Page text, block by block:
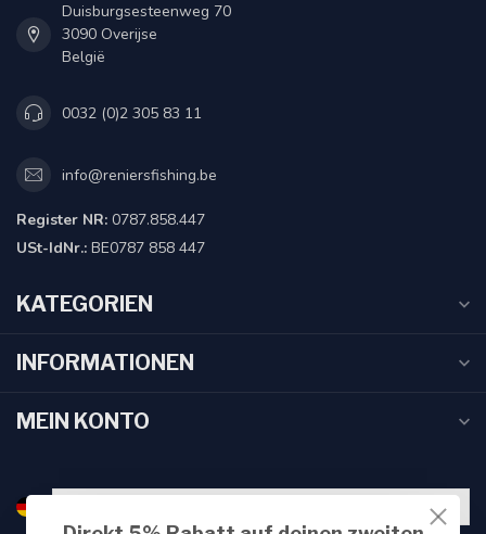
Duisburgsesteenweg 70
3090 Overijse
België
0032 (0)2 305 83 11
info@reniersfishing.be
Register NR: 0787.858.447
USt-IdNr.: BE0787 858 447
KATEGORIEN
INFORMATIONEN
MEIN KONTO